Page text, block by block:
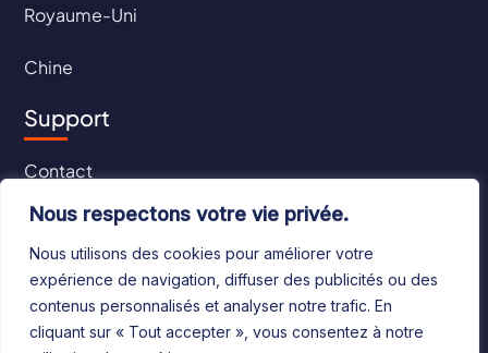
Nous respectons votre vie privée.
Nous utilisons des cookies pour améliorer votre
expérience de navigation, diffuser des publicités ou des
contenus personnalisés et analyser notre trafic. En
cliquant sur « Tout accepter », vous consentez à notre
Royaume-Uni
Chine
Support
Contact
CGU
CGV